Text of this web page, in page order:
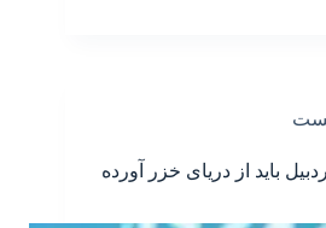
باید از دریای خزر آورده